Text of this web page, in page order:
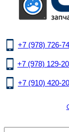
+7 (978) 726-
+7 (978) 129-
+7 (910) 420-